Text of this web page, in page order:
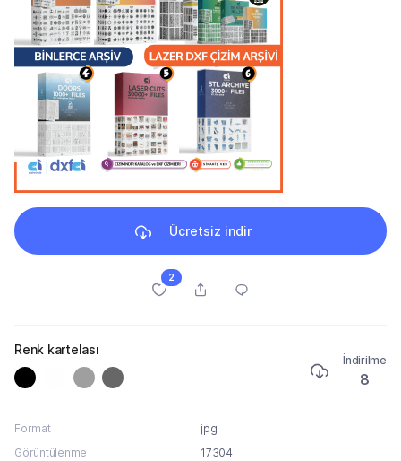
Ücretsiz indir
2
Renk kartelası
İndirilme
8
Format
jpg
Görüntülenme
17304